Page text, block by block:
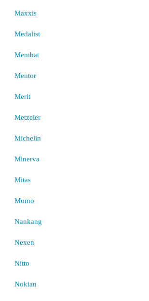
Maxxis
Medalist
Membat
Mentor
Merit
Metzeler
Michelin
Minerva
Mitas
Momo
Nankang
Nexen
Nitto
Nokian